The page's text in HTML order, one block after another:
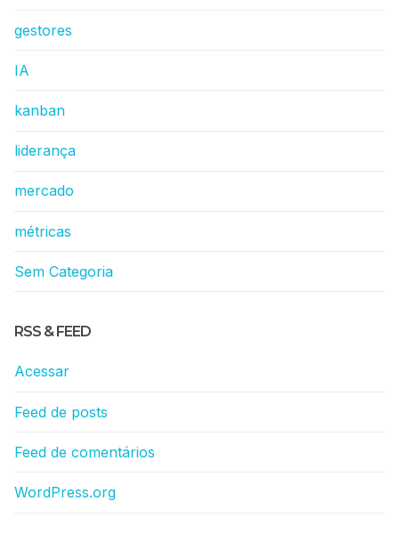
gestores
IA
kanban
liderança
mercado
métricas
Sem Categoria
RSS & FEED
Acessar
Feed de posts
Feed de comentários
WordPress.org